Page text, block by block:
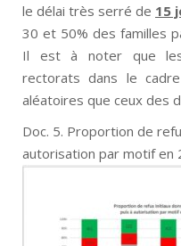
le délai très serré de 15
30 et 50% des familles
Il est à noter que les
rectorats dans le
aléatoires que ceux des
Doc. 5. Proportion de
autorisation par motif en